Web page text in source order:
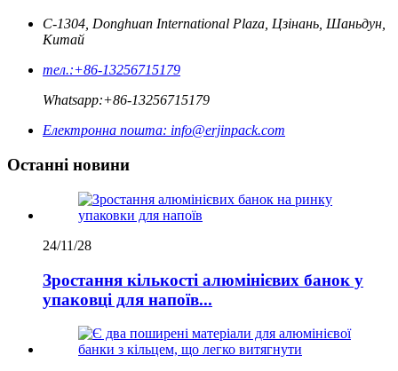
C-1304, Donghuan International Plaza, Цзінань, Шаньдун,
Китай
тел.:+86-13256715179
Whatsapp:+86-13256715179
Електронна пошта: info@erjinpack.com
Останні новини
24/11/28
Зростання кількості алюмінієвих банок у
упаковці для напоїв...